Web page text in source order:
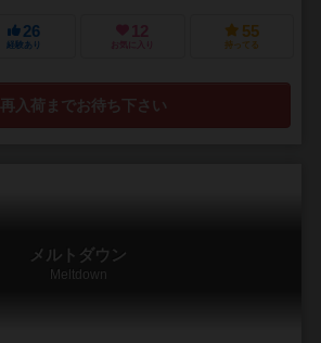
26
経験あり
12
お気に入り
55
持ってる
再入荷までお待ち下さい
メルトダウン
Meltdown